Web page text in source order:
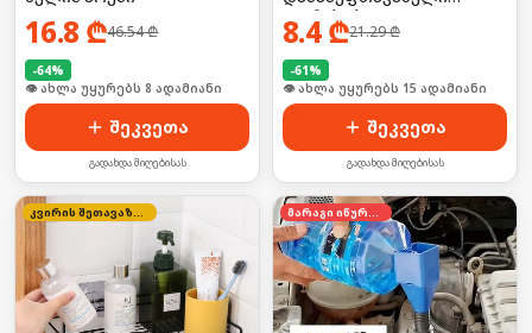
16.8 ₾46.54₾
-64%
🛒 ბოლო 24სთ-ში იყიდა 13-მა
შეკვეთა
გადახდა მიღებისას
ჯაგრისი სველი
წერტილებისთვის
8.4₾21.29₾
-61%
🛒 ბოლო 24სთ-ში იყიდა 20-მა
შეკვეთა
გადახდა მიღებისას
კვირის შეთავაზება მარაგი იწურება